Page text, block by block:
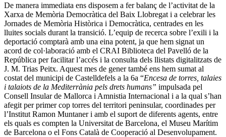
De manera immediata ens disposem a fer balanç de l’activitat de la
Xarxa de Memòria Democràtica del Baix Llobregat i a celebrar les
Jornades de Memòria Històrica i Democràtica, centrades en les
lluites socials durant la transició. L’equip de recerca sobre l’exili i la
deportació comptarà amb una eina potent, ja que hem signat un
acord de col·laboració amb el CRAI Biblioteca del Pavelló de la
República per facilitar l’accés i la consulta dels llistats digitalitzats de
J. M. Trias Peitx. Aquest mes de gener també ens hem sumat al
costat del municipi de Castelldefels a la 6a “Encesa de torres, talaies
i talaiots de la Mediterrània pels drets humans” impulsada pel
Consell Insular de Mallorca i Amnistia Internacional i a la qual s’han
afegit per primer cop torres del territori peninsular, coordinades per
l’Institut Ramon Muntaner i amb el suport de diferents agents, entre
els quals es compten la Universitat de Barcelona, el Museu Marítim
de Barcelona o el Fons Català de Cooperació al Desenvolupament.